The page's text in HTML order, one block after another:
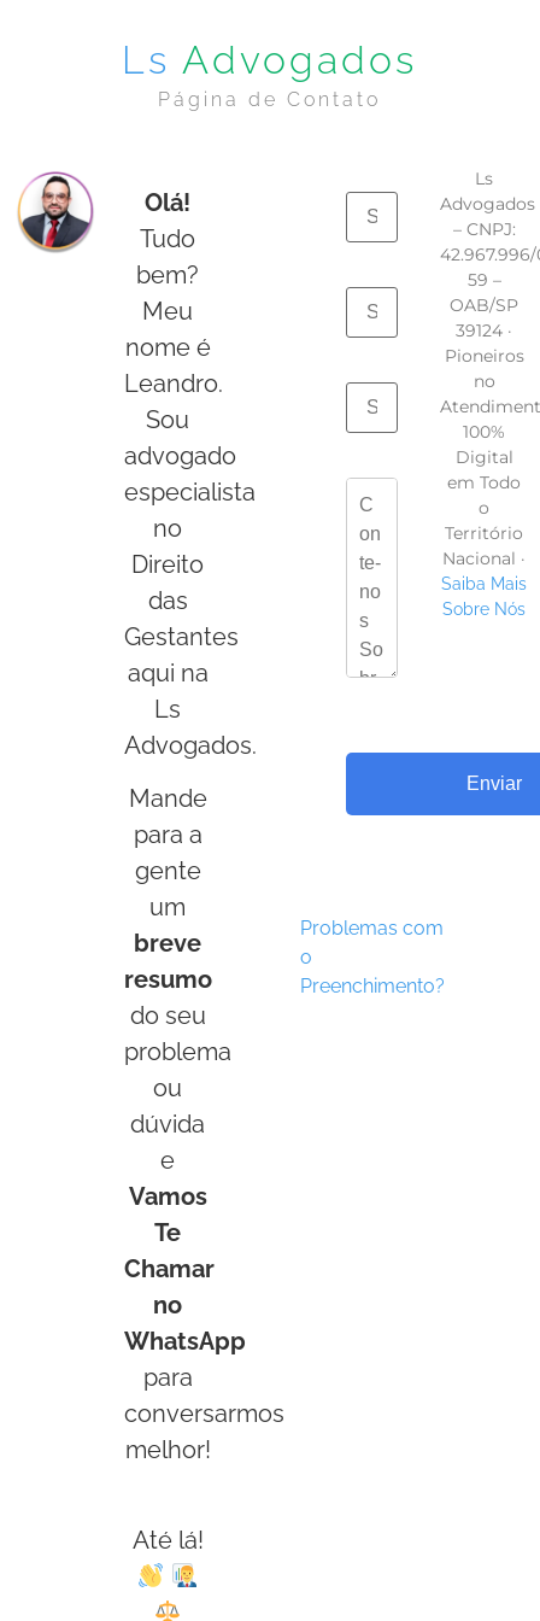
Ls Advogados
Página de Contato
Olá!
Tudo
bem?
Meu
nome é
Leandro.
Sou
advogado
especialista
no
Direito
das
Gestantes
aqui na
Ls
Advogados.
Mande
para a
gente
um
breve
resumo
do seu
problema
ou
dúvida
e
Vamos
Te
Chamar
no
WhatsApp
para
conversarmos
melhor!
Até lá!
Enviar
Problemas com
o
Preenchimento?
Ls
Advogados
– CNPJ:
42.967.996/
59 –
OAB/SP
39124 ·
Pioneiros
no
100%
Digital
em Todo
o
Território
Nacional ·
Saiba Mais
Sobre Nós